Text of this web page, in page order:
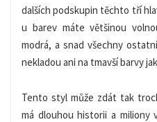
dalších podskupin těchto tří
u barev máte většinou
modrá, a snad všechny
nekladou ani na tmavší barvy
Tento styl může zdát tak
má dlouhou historii a miliony